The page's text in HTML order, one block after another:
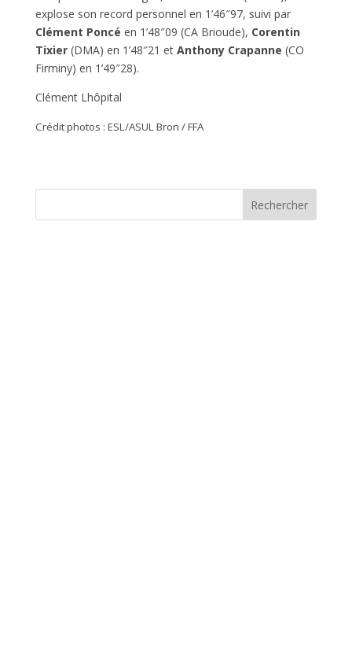
explose son record personnel en 1’46″97, suivi par
Clément Poncé en 1’48″09 (CA Brioude), Corentin
Tixier(DMA) en 1’48″21 et Anthony Crapanne (CO
Firminy) en 1’49″28).
Clément Lhôpital
Crédit photos : ESL/ASUL Bron / FFA
Rechercher